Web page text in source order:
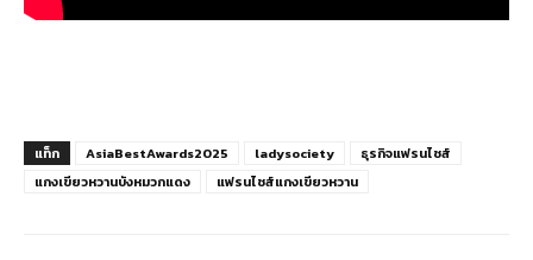
แท็ก AsiaBestAwards2025 ladysociety
ธุรกิจแฟรนไชส์
แกงเขียวหวานบังหมวกแดง
แฟรนไชส์แกงเขียวหวาน